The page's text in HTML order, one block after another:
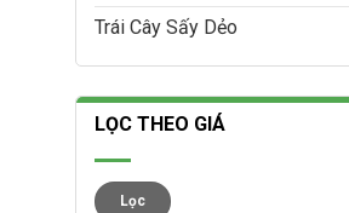
Trái Cây Sấy Dẻo
LỌC THEO GIÁ
Giá
thấp
Giá
cao
Lọc